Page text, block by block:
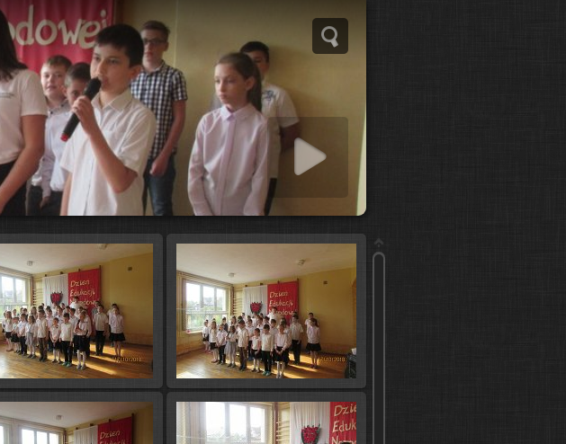
Start slideshow